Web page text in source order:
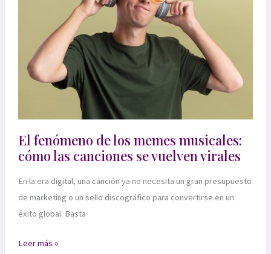
El fenómeno de los memes musicales:
cómo las canciones se vuelven virales
En la era digital, una canción ya no necesita un gran presupuesto
de marketing o un sello discográfico para convertirse en un
éxito global. Basta
El
Leer más »